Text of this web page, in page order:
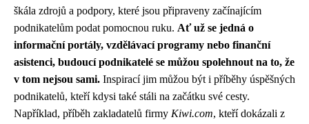
škála zdrojů a podpory, které jsou připraveny začínajícím
podnikatelům podat pomocnou ruku. Ať už se jedná o
informační portály, vzdělávací programy nebo finanční
asistenci, budoucí podnikatelé se můžou spolehnout na to, že
v tom nejsou sami. Inspirací jim můžou být i příběhy úspěšných
podnikatelů, kteří kdysi také stáli na začátku své cesty.
Například, příběh zakladatelů firmy Kiwi.com, kteří dokázali z